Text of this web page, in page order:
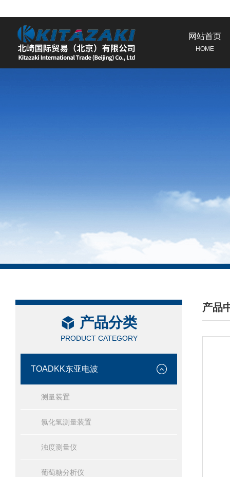
网站首页
HOME
产品分类
PRODUCT CATEGORY
TOADKK东亚电波
测量装置
氯化氢测量装置
浊度测量仪
葡萄糖分析仪
产品
/